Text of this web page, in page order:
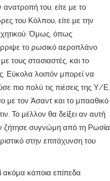
του, είτε με το
του Κόλπου, είτε με την
Όμως, όπως
το ρωσικό αεροπλάνο
τους στασιαστές, και το
Εύκολα λοιπόν μπορεί να
πιο πολύ τις πιέσεις της Υ/Ε,
με τον Άσαντ και το μπααθικό
Το μέλλον θα δείξει αν αυτή
ζήτησε συγνώμη από τη Ρωσία
στην επιτάχυνση του
ακόμα κάποια επίπεδα